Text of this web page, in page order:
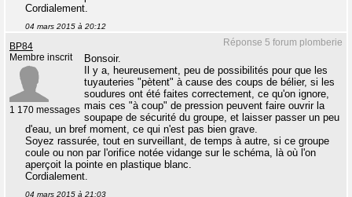
Cordialement.
04 mars 2015 à 20:12
Réponse 5 forum plomberie
BP84
Membre inscrit
1 170 messages
Bonsoir.
Il y a, heureusement, peu de possibilités pour que les
tuyauteries "pètent" à cause des coups de bélier, si les
soudures ont été faites correctement, ce qu'on ignore,
mais ces "à coup" de pression peuvent faire ouvrir la
soupape de sécurité du groupe, et laisser passer un peu
d'eau, un bref moment, ce qui n'est pas bien grave.
Soyez rassurée, tout en surveillant, de temps à autre, si ce groupe
coule ou non par l'orifice notée vidange sur le schéma, là où l'on
aperçoit la pointe en plastique blanc.
Cordialement.
04 mars 2015 à 21:03